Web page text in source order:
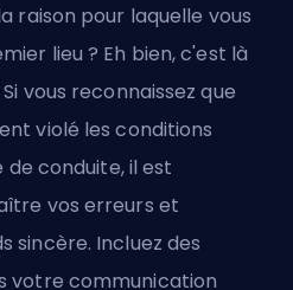
raison pour laquelle vous
lieu ? Eh bien, c'est là
vous reconnaissez que
violé les conditions
conduite, il est
vos erreurs et
sincère. Incluez des
votre communication